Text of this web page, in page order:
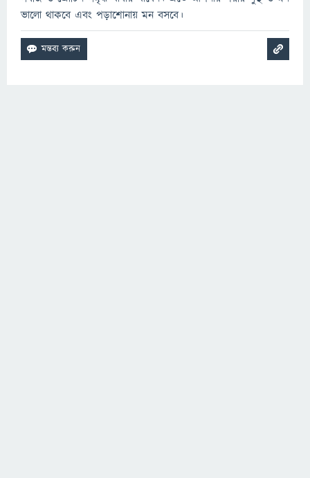
ভালো থাকবে এবং পড়াশোনায় মন বসবে।